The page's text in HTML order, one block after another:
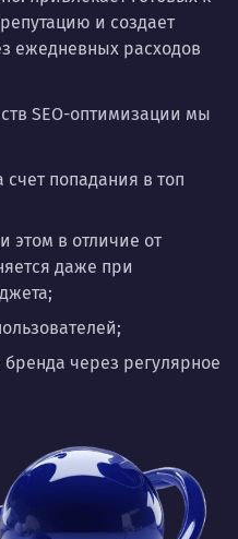
и создает
ежедневных расходов
SEO-оптимизации мы
счет попадания в топ
этом в отличие от
даже при
через регулярное